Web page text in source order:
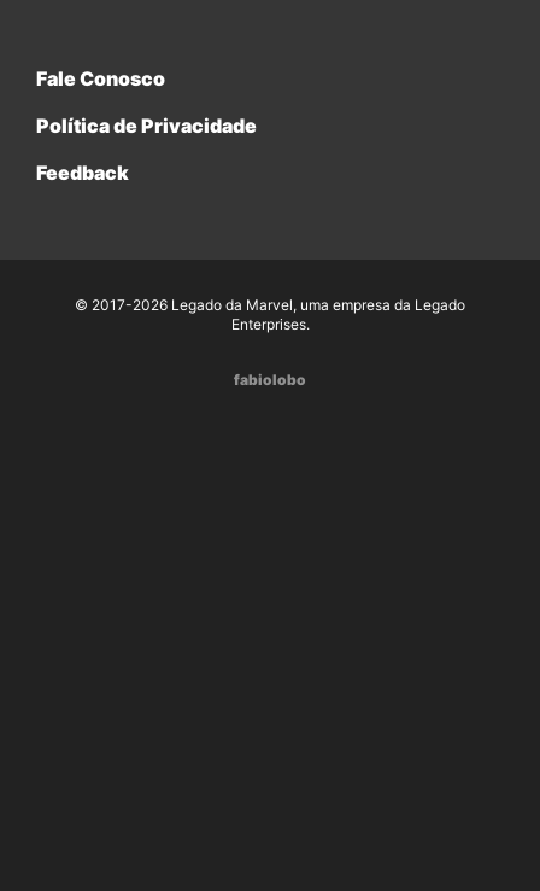
Fale Conosco
Política de Privacidade
Feedback
© 2017-2026 Legado da Marvel, uma empresa da Legado
Enterprises.
fabiolobo